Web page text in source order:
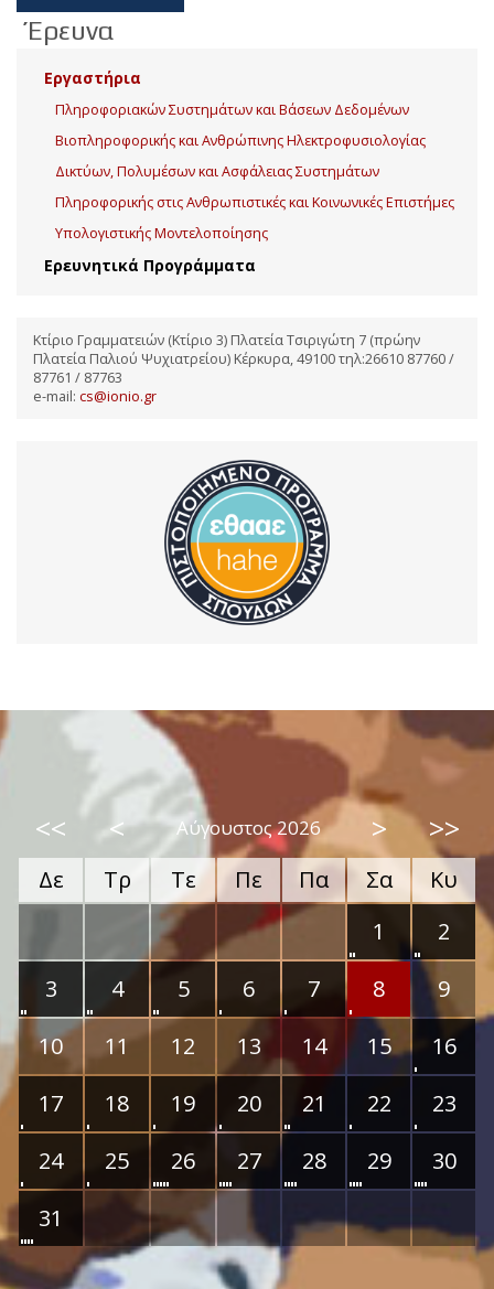
Έρευνα
Εργαστήρια
Πληροφοριακών Συστημάτων και Βάσεων Δεδομένων
Βιοπληροφορικής και Ανθρώπινης Ηλεκτροφυσιολογίας
Δικτύων, Πολυμέσων και Ασφάλειας Συστημάτων
Πληροφορικής στις Ανθρωπιστικές και Κοινωνικές Επιστήμες
Υπολογιστικής Μοντελοποίησης
Ερευνητικά Προγράμματα
Κτίριο Γραμματειών (Κτίριο 3) Πλατεία Τσιριγώτη 7 (πρώην
Πλατεία Παλιού Ψυχιατρείου) Κέρκυρα, 49100 τηλ:26610 87760 /
87761 / 87763
e-mail: cs@ionio.gr
<< < Αύγουστος 2026 > >>
Δε Τρ Τε Πε Πα Σα
Κυ
1
2
3
4 5 6 7 8
9
10
11 12 13 14 15
16
17
18 19 20 21 22
23
24
25 26 27 28 29
30
31